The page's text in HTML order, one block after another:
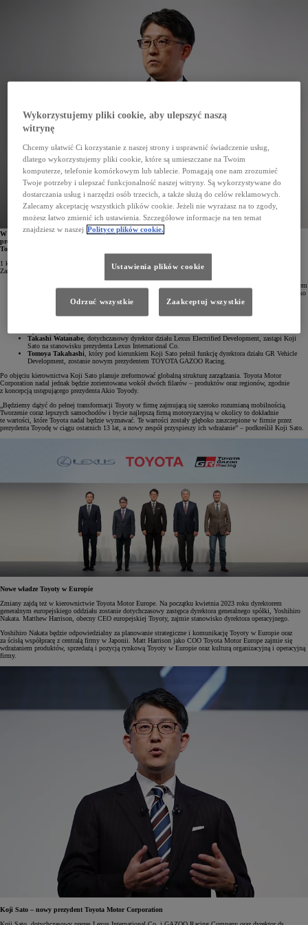
W kwietniu Toyota wprowadzi zmiany w Zarządzie spółki oraz w strukturze organizacyjnej. Nowym
prezydentem i dyrektorem generalnym Toyota Motor Corporation (TMC)
Toyoda, dotychczasowy prezydent Toyoty, obejmie stanowisko prezesa Zarządu spółki.
1 kwietnia 2023 roku w Toyota Motor Corporation zajdą ogromne zmiany. Będą one dotyczyły zarówno
Zarządu spółki, jak i struktury organizacyjnej.
, obecny prezes marki Lexus oraz TOYOTA GAZOO Racing, zostanie nowym prezydentem
i dyrektorem generalnym (CEO) Toyota Motor Corporation (TMC). Zasiądzie także w Zarządzie jako
nowy jego członek.
, dotychczasowy prezydent i dyrektor generalny, zajmie stanowisko prezesa Zarządu
i dyrektora reprezentatywnego.
Takashi Watanabe , dotychczasowy dyrektor działu Lexus Electrified Development, zastąpi Koji
Sato na stanowisku prezydenta Lexus International Co.
Tomoya Takahashi , który pod kierunkiem Koji Sato pełnił funkcję dyrektora działu GR Vehicle
Development, zostanie nowym prezydentem TOYOTA GAZOO Racing.
Po objęciu kierownictwa Koji Sato planuje zreformować globalną strukturę zarządzania. Toyota Motor
Corporation nadal jednak będzie zorientowana wokół dwóch filarów – produktów oraz regionów, zgodnie
z koncepcją ustępującego prezydenta Akio Toyody.
„Będziemy dążyć do pełnej transformacji Toyoty w firmę zajmującą się szeroko rozumianą mobilnością.
Tworzenie coraz lepszych samochodów i bycie najlepszą firmą motoryzacyjną w okolicy to dokładnie
te wartości, które Toyota nadal będzie wyznawać. Te wartości zostały głęboko zaszczepione w firmie przez
prezydenta Toyodę w ciągu ostatnich 13 lat, a nowy zespół przyspieszy ich wdrażanie” – podkreślił Koji Sato.
Nowe władze Toyoty w Europie
Zmiany zajdą też w kierownictwie Toyota Motor Europe. Na początku kwietnia 2023 roku dyrektorem
generalnym europejskiego oddziału zostanie dotychczasowy zastępca dyrektora generalnego spółki, Yoshihiro
Nakata. Matthew Harrison, obecny CEO europejskiej Toyoty, zajmie stanowisko dyrektora operacyjnego.
Yoshihiro Nakata będzie odpowiedzialny za planowanie strategiczne i komunikację Toyoty w Europie oraz
za ścisłą współpracę z centralą firmy w Japonii. Matt Harrison jako COO Toyota Motor Europe zajmie się
wdrażaniem produktów, sprzedażą i pozycją rynkową Toyoty w Europie oraz kulturą organizacyjną i operacyjną
firmy.
Koji Sato – nowy prezydent Toyota Motor Corporation
Wykorzystujemy pliki cookie, aby ulepszyć naszą
witrynę
Chcemy ułatwić Ci korzystanie z naszej strony i usprawnić świadczenie usług,
dlatego wykorzystujemy pliki cookie, które są umieszczane na Twoim
komputerze, telefonie komórkowym lub tablecie. Pomagają one nam zrozumieć
Twoje potrzeby i ulepszać funkcjonalność naszej witryny. Są wykorzystywane do
dostarczania usług i narzędzi osób trzecich, a także służą do celów reklamowych.
Zalecamy akceptację wszystkich plików cookie. Jeżeli nie wyrażasz na to zgody,
możesz łatwo zmienić ich ustawienia. Szczegółowe informacje na ten temat
znajdziesz w naszej Polityce plików cookie.
Ustawienia plików cookie
Odrzuć wszystkie Zaakceptuj wszystkie